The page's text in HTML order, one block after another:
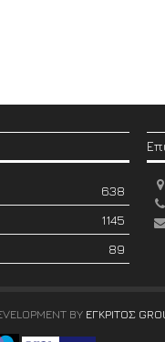
638
1145
89
BY ΕΓΚΡΙΤΟΣ